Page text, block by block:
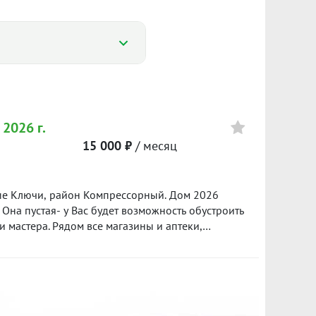
600 ₽/м²
700 ₽/м²
2026 г.
15 000 ₽ / месяц
Ключи, район Компрессорный. Дом 2026
пустая- у Вас будет возможность обустроить
Рядом все магазины и аптеки,
парковка рядом с домом. Выезд на ЕКАД, до